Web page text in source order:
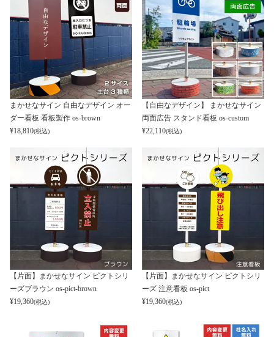
まかせなサイン 自由なデザイン オー
ダー看板 看板製作 os-brown
¥18,810(税込)
【自由なデザイン】 まかせなサイン
両面広告 スタンド看板 os-custom
¥22,110(税込)
【片面】まかせなサイン ピクトシリ
ーズブラウン os-pict-brown
¥19,360(税込)
【片面】まかせなサイン ピクトシリ
ーズ 注意看板 os-pict
¥19,360(税込)